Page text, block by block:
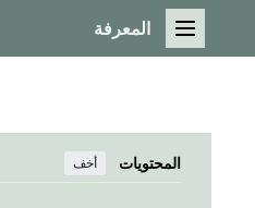
القائمة الرئيسية
المعرفة
المحتويات أخف